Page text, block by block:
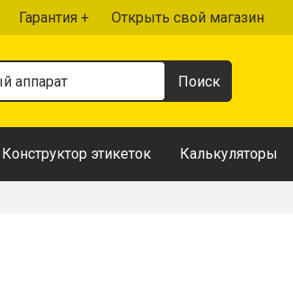
Гарантия + Открыть свой магазин
Конструктор этикеток Калькуляторы